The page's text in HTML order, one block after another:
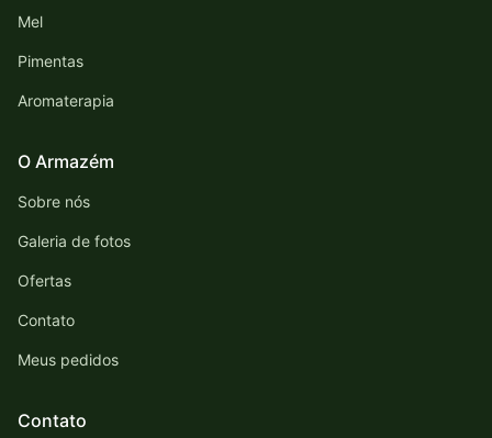
Mel
Pimentas
Aromaterapia
O Armazém
Sobre nós
Galeria de fotos
Ofertas
Contato
Meus pedidos
Contato